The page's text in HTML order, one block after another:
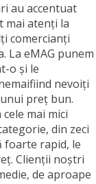
au accentuat
mai atenți la
comercianți
La eMAG punem
o și le
nevoiți
preț bun.
mai mici
din zeci
foarte rapid, le
Clienții noștri
de aproape